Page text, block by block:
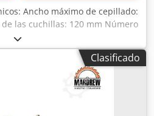
Ancho máximo de cepillado:
las cuchillas: 120 mm Número
de las mesas: 2965 mm
de las mesas Mesa de
de seguridad
del motor: 4 kW Dimensiones
Longitud: 2965 mm Ancho:
Clasificado